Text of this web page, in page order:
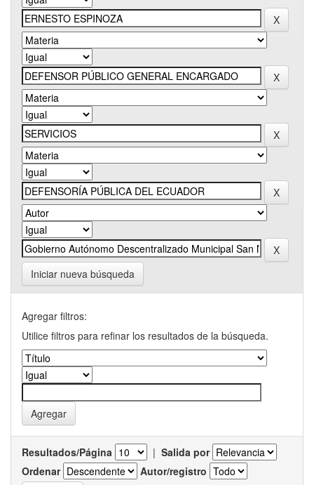
Iniciar nueva búsqueda
Agregar filtros:
Utilice filtros para refinar los resultados de la búsqueda.
Resultados/Página | Salida por
Ordenar
Autor/registro